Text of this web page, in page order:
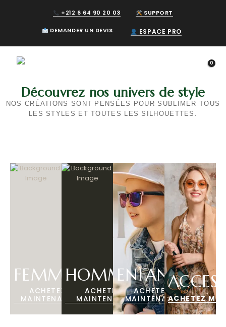
+212 6 64 90 20 03 SUPPORT
DEMANDER UN DEVIS ESPACE PRO
0
Découvrez nos univers de style
NOS CRÉATIONS SONT PENSÉES POUR SUBLIMER TOUS
LES STYLES ET TOUTES LES SILHOUETTES.
FEMMES
ACHETEZ
MAINTENANT
HOMMES
ACHETEZ
MAINTENANT
ENFANTS
ACHETEZ
MAINTENANTACHETEZ